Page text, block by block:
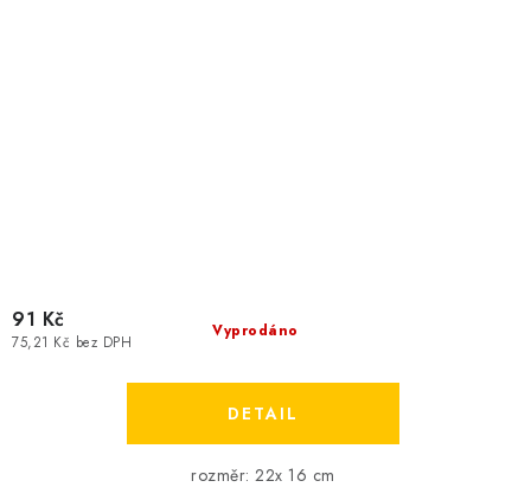
Vyprodáno
75,21 Kč bez DPH
91 Kč
rozměr: 22x 16 cm